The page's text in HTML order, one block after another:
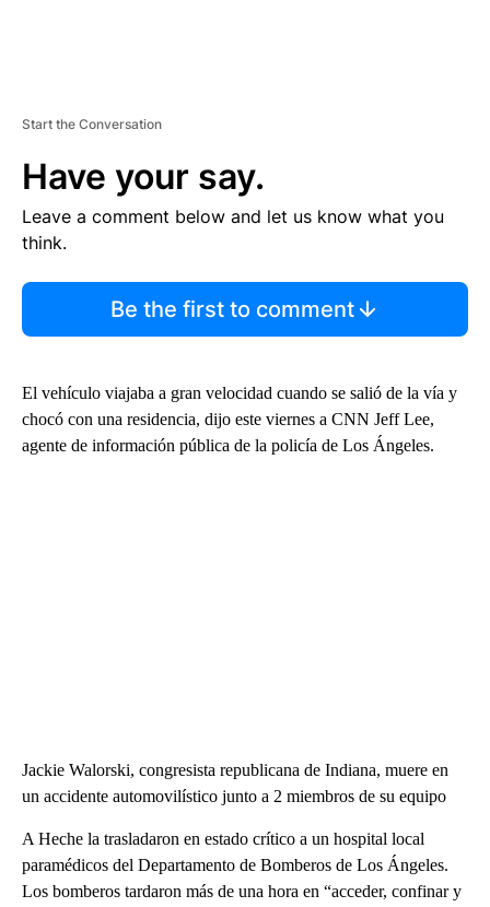
Start the Conversation
Have your say.
Leave a comment below and let us know what you
think.
Be the first to comment
El vehículo viajaba a gran velocidad cuando se salió de la vía y
chocó con una residencia, dijo este viernes a CNN Jeff Lee,
agente de información pública de la policía de Los Ángeles.
Jackie Walorski, congresista republicana de Indiana, muere en
un accidente automovilístico junto a 2 miembros de su equipo
A Heche la trasladaron en estado crítico a un hospital local
paramédicos del Departamento de Bomberos de Los Ángeles.
Los bomberos tardaron más de una hora en “acceder, confinar y